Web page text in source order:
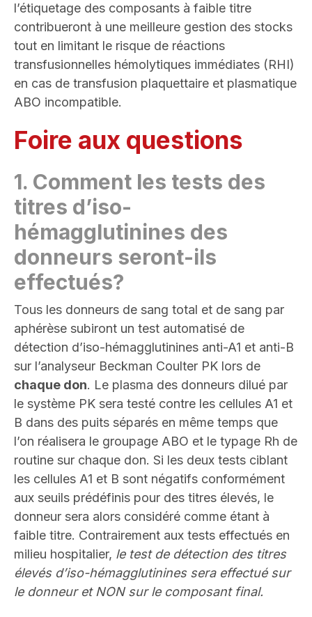
l’étiquetage des composants à faible titre
contribueront à une meilleure gestion des stocks
tout en limitant le risque de réactions
transfusionnelles hémolytiques immédiates (RHI)
en cas de transfusion plaquettaire et plasmatique
ABO incompatible.
Foire aux questions
1. Comment les tests des
titres d’iso-
hémagglutinines des
donneurs seront-ils
effectués?
Tous les donneurs de sang total et de sang par
aphérèse subiront un test automatisé de
détection d’iso-hémagglutinines anti-A1 et anti-B
sur l’analyseur Beckman Coulter PK lors de
chaque don. Le plasma des donneurs dilué par
le système PK sera testé contre les cellules A1 et
B dans des puits séparés en même temps que
l’on réalisera le groupage ABO et le typage Rh de
routine sur chaque don. Si les deux tests ciblant
les cellules A1 et B sont négatifs conformément
aux seuils prédéfinis pour des titres élevés, le
donneur sera alors considéré comme étant à
faible titre. Contrairement aux tests effectués en
milieu hospitalier, le test de détection des titres
élevés d’iso-hémagglutinines sera effectué sur
le donneur et NON sur le composant final.